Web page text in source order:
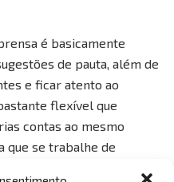
é basicamente
de pauta, além de
e ficar atento ao
flexível que
contas ao mesmo
que se trabalhe de